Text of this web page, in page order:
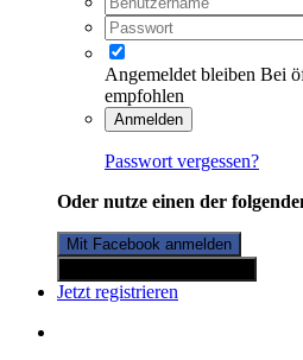
Angemeldet bleiben Bei
empfohlen
Anmelden
Passwort vergessen?
Oder nutze einen der
Mit Facebook anmelden
Jetzt registrieren